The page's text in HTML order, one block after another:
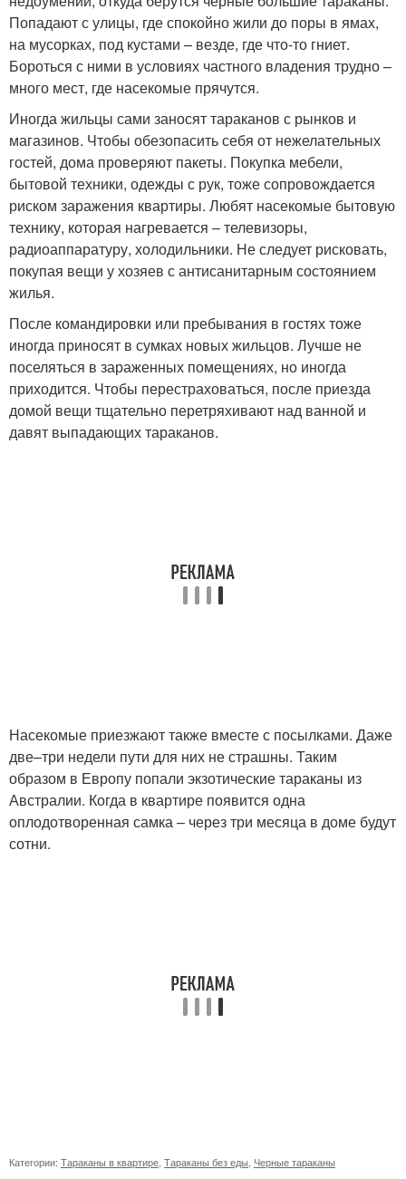
Попадают с улицы, где спокойно жили до поры в ямах,
на мусорках, под кустами – везде, где что-то гниет.
Бороться с ними в условиях частного владения трудно –
много мест, где насекомые прячутся.
Иногда жильцы сами заносят тараканов с рынков и
магазинов. Чтобы обезопасить себя от нежелательных
гостей, дома проверяют пакеты. Покупка мебели,
бытовой техники, одежды с рук, тоже сопровождается
риском заражения квартиры. Любят насекомые бытовую
технику, которая нагревается – телевизоры,
радиоаппаратуру, холодильники. Не следует рисковать,
покупая вещи у хозяев с антисанитарным состоянием
жилья.
После командировки или пребывания в гостях тоже
иногда приносят в сумках новых жильцов. Лучше не
поселяться в зараженных помещениях, но иногда
приходится. Чтобы перестраховаться, после приезда
домой вещи тщательно перетряхивают над ванной и
давят выпадающих тараканов.
Насекомые приезжают также вместе с посылками. Даже
две–три недели пути для них не страшны. Таким
образом в Европу попали экзотические тараканы из
Австралии. Когда в квартире появится одна
оплодотворенная самка – через три месяца в доме будут
сотни.
Категории: Тараканы в квартире Тараканы без еды Черные тараканы